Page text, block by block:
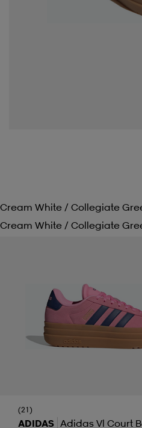
Cream White / Collegiate
Cream White / Collegiate
(21)
ADIDAS Adidas Vl Court